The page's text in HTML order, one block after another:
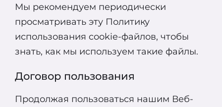
Мы рекомендуем периодически
просматривать эту Политику
использования cookie-файлов, чтобы
знать, как мы используем такие файлы.
Договор пользования
Продолжая пользоваться нашим Веб-